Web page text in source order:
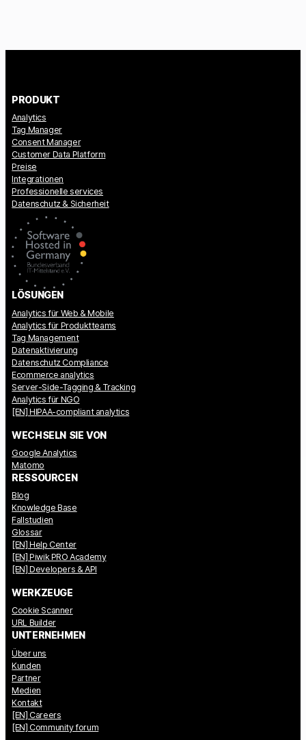
PRODUKT
Analytics
Tag Manager
Consent Manager
Customer Data Platform
Preise
Integrationen
Professionelle services
Datenschutz & Sicherheit
LÖSUNGEN
Analytics für Web & Mobile
Analytics für Produktteams
Tag Management
Datenaktivierung
Datenschutz Compliance
Ecommerce analytics
Server-Side-Tagging & Tracking
Analytics für NGO
[EN] HIPAA-compliant analytics
WECHSELN SIE VON
Google Analytics
Matomo
RESSOURCEN
Blog
Knowledge Base
Fallstudien
Glossar
[EN] Help Center
[EN] Piwik PRO Academy
[EN] Developers & API
WERKZEUGE
Cookie Scanner
URL Builder
UNTERNEHMEN
Über uns
Kunden
Partner
Medien
Kontakt
[EN] Careers
[EN] Community forum